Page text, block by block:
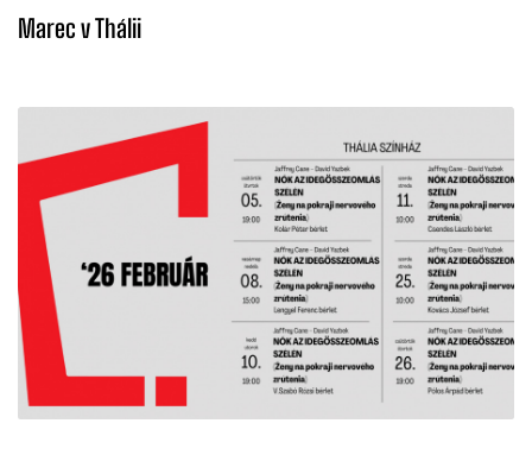
Marec v Thálii